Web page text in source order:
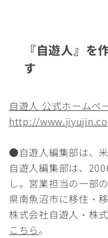
『自遊人』を
す
自遊人 公式ホームペ
http://
●自遊人編集部は、
自遊人編集部は、
し。営業担当の一部
県南魚沼市に移住・
株式会社自遊人・株
こちら。